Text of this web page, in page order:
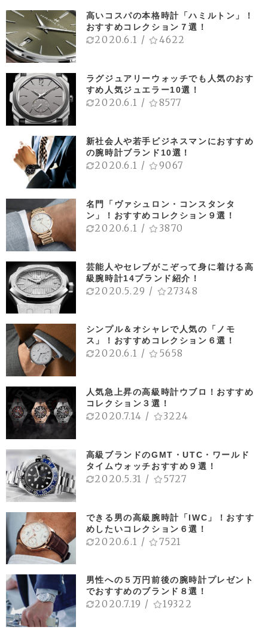
高いコスパの本格時計「ハミルトン」！
おすすめコレクション７選！
2020.6.1 / 4622
ラグジュアリーウォッチでも人気のおす
すめ人気ジュエラー10選！
2020.6.1 / 8577
新社会人や若手ビジネスマンにおすすめ
の腕時計ブランド10選！
2020.6.1 / 9067
名門「ヴァシュロン・コンスタンタ
ン」！おすすめコレクション９選！
2020.6.1 / 3870
芸能人やセレブがこぞって身に着ける高
級腕時計14ブランド紹介！
2020.5.29 / 27348
シンプル＆オシャレで人気の「ノモ
ス」！おすすめコレクション６選！
2020.6.1 / 5658
人気急上昇の高級時計ウブロ！おすすめ
コレクション３選！
2020.7.14 / 3224
高級ブランドのGMT・UTC・ワールド
タイムウォッチおすすめ９選！
2020.5.31 / 5727
できる男の高級腕時計「IWC」！おすす
めしたいコレクション６選！
2020.6.1 / 7521
男性への５万円前後の腕時計プレゼント
でおすすめのブランド８選！
2020.7.19 / 19322